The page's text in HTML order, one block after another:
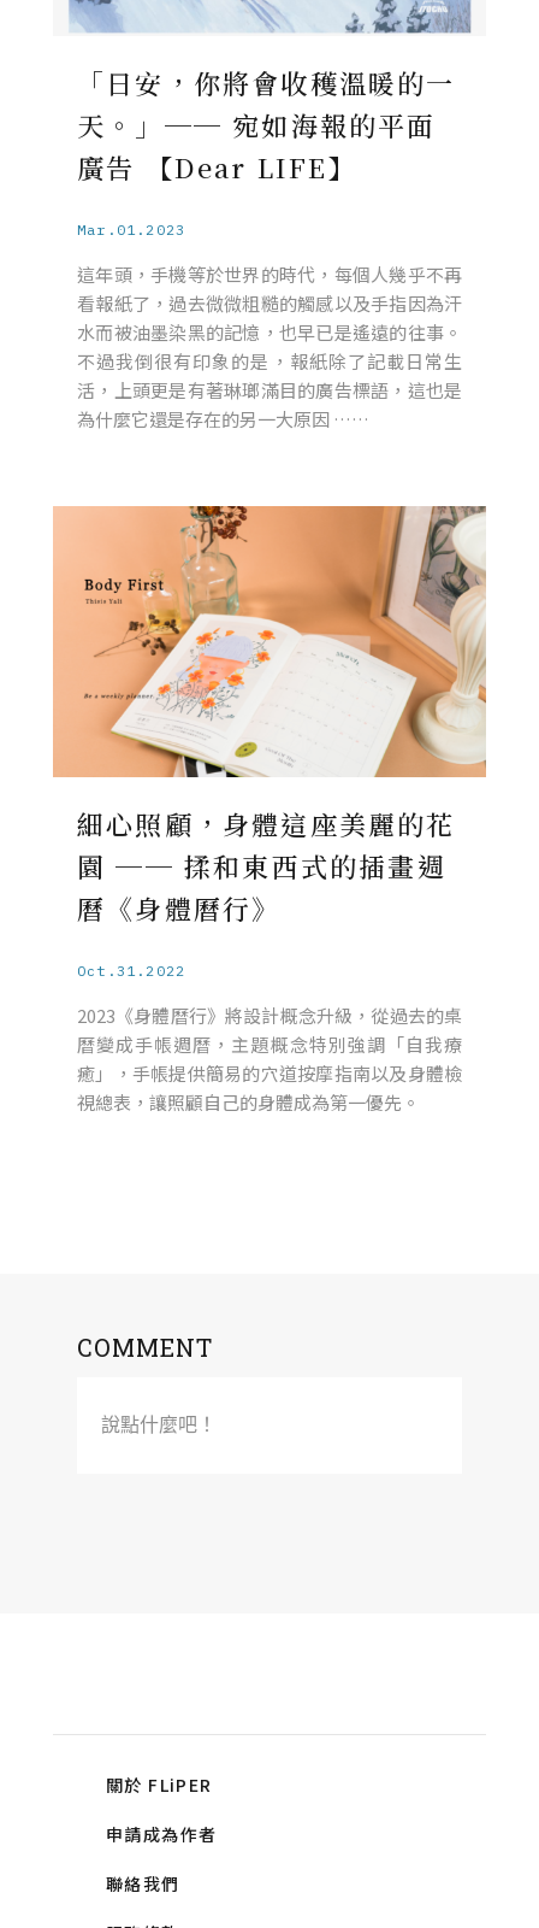
「日安，你將會收穫溫暖的一
天。」── 宛如海報的平面
廣告 【Dear LIFE】
Mar.01.2023
這年頭，手機等於世界的時代，每個人幾乎不再
看報紙了，過去微微粗糙的觸感以及手指因為汗
水而被油墨染黑的記憶，也早已是遙遠的往事。
不過我倒很有印象的是，報紙除了記載日常生
活，上頭更是有著琳瑯滿目的廣告標語，這也是
為什麼它還是存在的另一大原因 ……
細心照顧，身體這座美麗的花
園 ── 揉和東西式的插畫週
曆《身體曆行》
Oct.31.2022
2023《身體曆行》將設計概念升級，從過去的桌
曆變成手帳週曆，主題概念特別強調「自我療
癒」，手帳提供簡易的穴道按摩指南以及身體檢
視總表，讓照顧自己的身體成為第一優先。
COMMENT
說點什麼吧！
關於 FLiPER
申請成為作者
聯絡我們